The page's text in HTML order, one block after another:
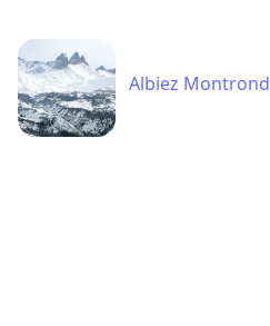
Albiez Montrond